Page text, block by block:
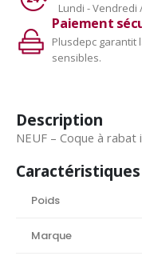
Lundi - Vendredi
Paiement
Plusdepc garantit
sensibles.
Description
NEUF – Coque à rabat
Caractéristiques
Poids
Marque